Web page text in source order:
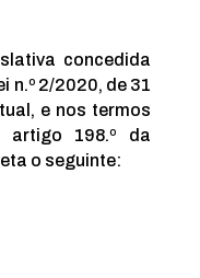
concedida
n.º 2/2020, de 31
e nos termos
198.º da
o seguinte: